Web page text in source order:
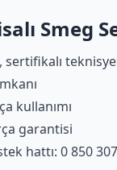
Smeg
sertifikalı
kullanımı
garantisi
hattı: 0 850